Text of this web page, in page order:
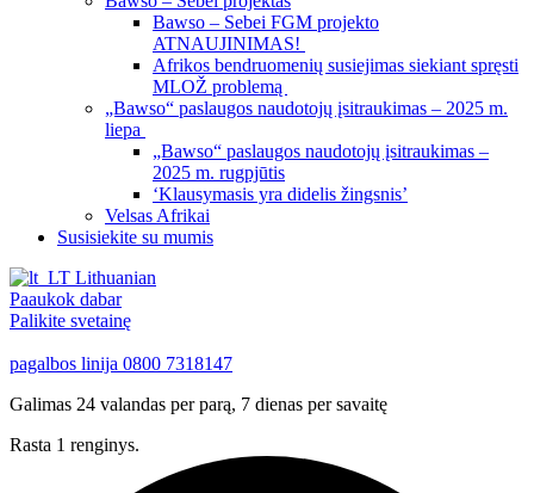
Bawso – Sebei FGM projekto
ATNAUJINIMAS!
Afrikos bendruomenių susiejimas siekiant spręsti
MLOŽ problemą
„Bawso“ paslaugos naudotojų įsitraukimas – 2025 m.
liepa
„Bawso“ paslaugos naudotojų įsitraukimas –
2025 m. rugpjūtis
‘Klausymasis yra didelis žingsnis’
Velsas Afrikai
Susisiekite su mumis
Lithuanian
Paaukok dabar
Palikite svetainę
pagalbos linija 0800 7318147
Galimas 24 valandas per parą, 7 dienas per savaitę
Rasta 1 renginys.